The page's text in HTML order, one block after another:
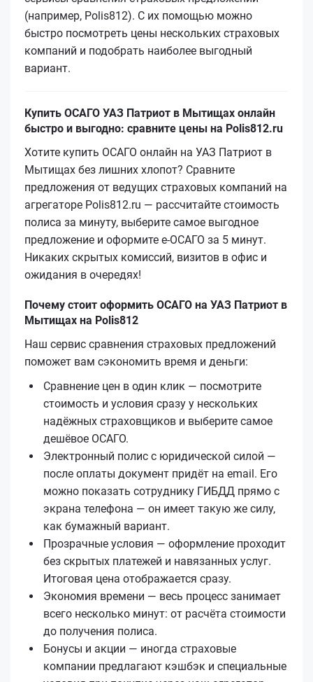
(например, Polis812). С их помощью можно
быстро посмотреть цены нескольких страховых
компаний и подобрать наиболее выгодный
вариант.
Купить ОСАГО УАЗ Патриот в Мытищах онлайн
быстро и выгодно: сравните цены на Polis812.ru
Хотите купить ОСАГО онлайн на УАЗ Патриот в
Мытищах без лишних хлопот? Сравните
предложения от ведущих страховых компаний на
агрегаторе Polis812.ru — рассчитайте стоимость
полиса за минуту, выберите самое выгодное
предложение и оформите е‑ОСАГО за 5 минут.
Никаких скрытых комиссий, визитов в офис и
ожидания в очередях!
Почему стоит оформить ОСАГО на УАЗ Патриот в
Мытищах на Polis812
Наш сервис сравнения страховых предложений
поможет вам сэкономить время и деньги:
Сравнение цен в один клик — посмотрите
стоимость и условия сразу у нескольких
надёжных страховщиков и выберите самое
дешёвое ОСАГО.
Электронный полис с юридической силой —
после оплаты документ придёт на email. Его
можно показать сотруднику ГИБДД прямо с
экрана телефона — он имеет такую же силу,
как бумажный вариант.
Прозрачные условия — оформление проходит
без скрытых платежей и навязанных услуг.
Итоговая цена отображается сразу.
Экономия времени — весь процесс занимает
всего несколько минут: от расчёта стоимости
до получения полиса.
Бонусы и акции — иногда страховые
компании предлагают кэшбэк и специальные